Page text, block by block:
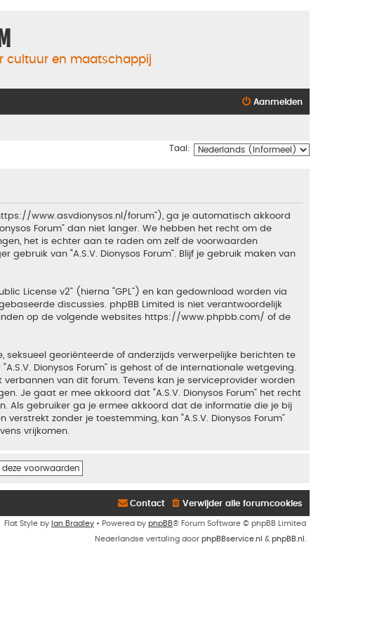
cultuur en maatschappij
Aanmelden
Taal:
“https://www.asvdionysos.nl/forum”), ga je automatisch akkoord
Forum” dan niet langer. We hebben het recht om de
het is echter aan te raden om zelf de voorwaarden
van “A.S.V. Dionysos Forum”. Blijf je gebruik maken van
License v2” (hierna “GPL”) en kan gedownload worden via
discussies. phpBB Limited is niet verantwoordelijk
op de volgende websites https://www.phpbb.com/ of de
georiënteerde of anderzijds verwerpelijke berichten te
Dionysos Forum” is gehost of de internationale wetgeving.
van dit forum. Tevens kan je serviceprovider worden
Je gaat er mee akkoord dat “A.S.V. Dionysos Forum” het recht
Als gebruiker ga je ermee akkoord dat de informatie die je bij
zonder je toestemming, kan “A.S.V. Dionysos Forum”
vrijkomen.
Verwijder alle forumcookies
Contact
Flat Style by Ian Bradley • Powered by phpBB® Forum Software © phpBB Limited
Nederlandse vertaling door phpBBservice.nl & phpBB.nl